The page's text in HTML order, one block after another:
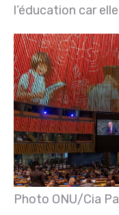
l’éducation car
Photo ONU/Cia